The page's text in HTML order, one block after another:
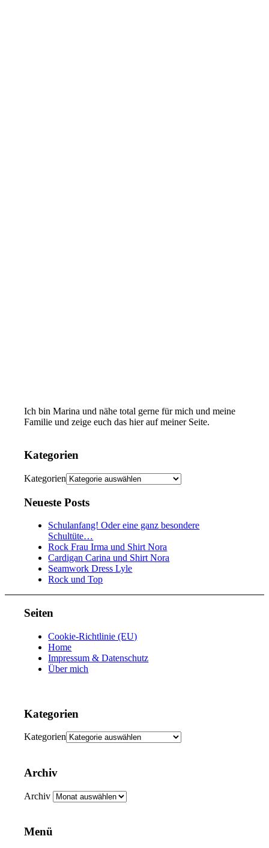
Ich bin Marina und nähe total gerne für mich und meine
Familie und zeige euch das hier auf meiner Seite.
Kategorien
Kategorien
Neueste Posts
Schulanfang! Oder eine ganz besondere
Schultüte…
Rock Frau Irma und Shirt Nora
Cardigan Carina und Shirt Nora
Seamwork Dress Lyle
Rock und Top
Seiten
Cookie-Richtlinie (EU)
Home
Impressum & Datenschutz
Über mich
Kategorien
Kategorien
Archiv
Archiv
Menü